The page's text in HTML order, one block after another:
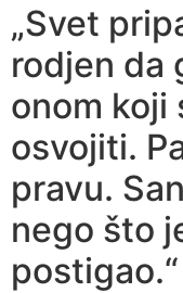
„Svet
rodjen da
onom koji
osvojiti.
pravu.
nego što
postigao.“